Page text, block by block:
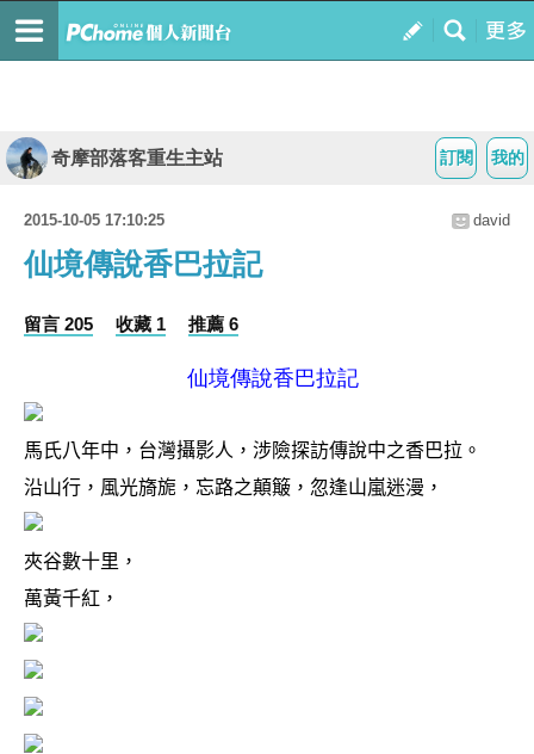
我的
訂閱
奇摩部落客重生主站
2015-10-05 17:10:25 david
仙境傳說香巴拉記
留言 205 收藏 1 推薦 6
仙境傳說香巴拉記
馬氏八年中，台灣攝影人，涉險探訪傳說中之香巴拉。
沿山行，風光旖旎，忘路之顛簸，忽逢山嵐迷漫，
夾谷數十里，
萬黃千紅，